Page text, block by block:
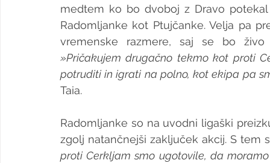
medtem ko bo dvoboj z Dravo
Radomljanke kot Ptujčanke. Velja pa
»Pričakujem drugačno tekmo kot proti
potruditi in igrati na polno, kot ekipa pa
Taia.
Radomljanke so na uvodni ligaški
zgolj natančnejši zaključek akcij. S tem
proti Cerkljam smo ugotovile, da